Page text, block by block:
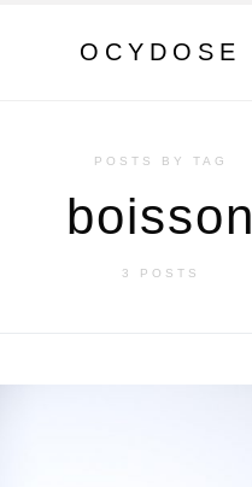
OCYDOSE
POSTS BY TAG
boisson
3 POSTS